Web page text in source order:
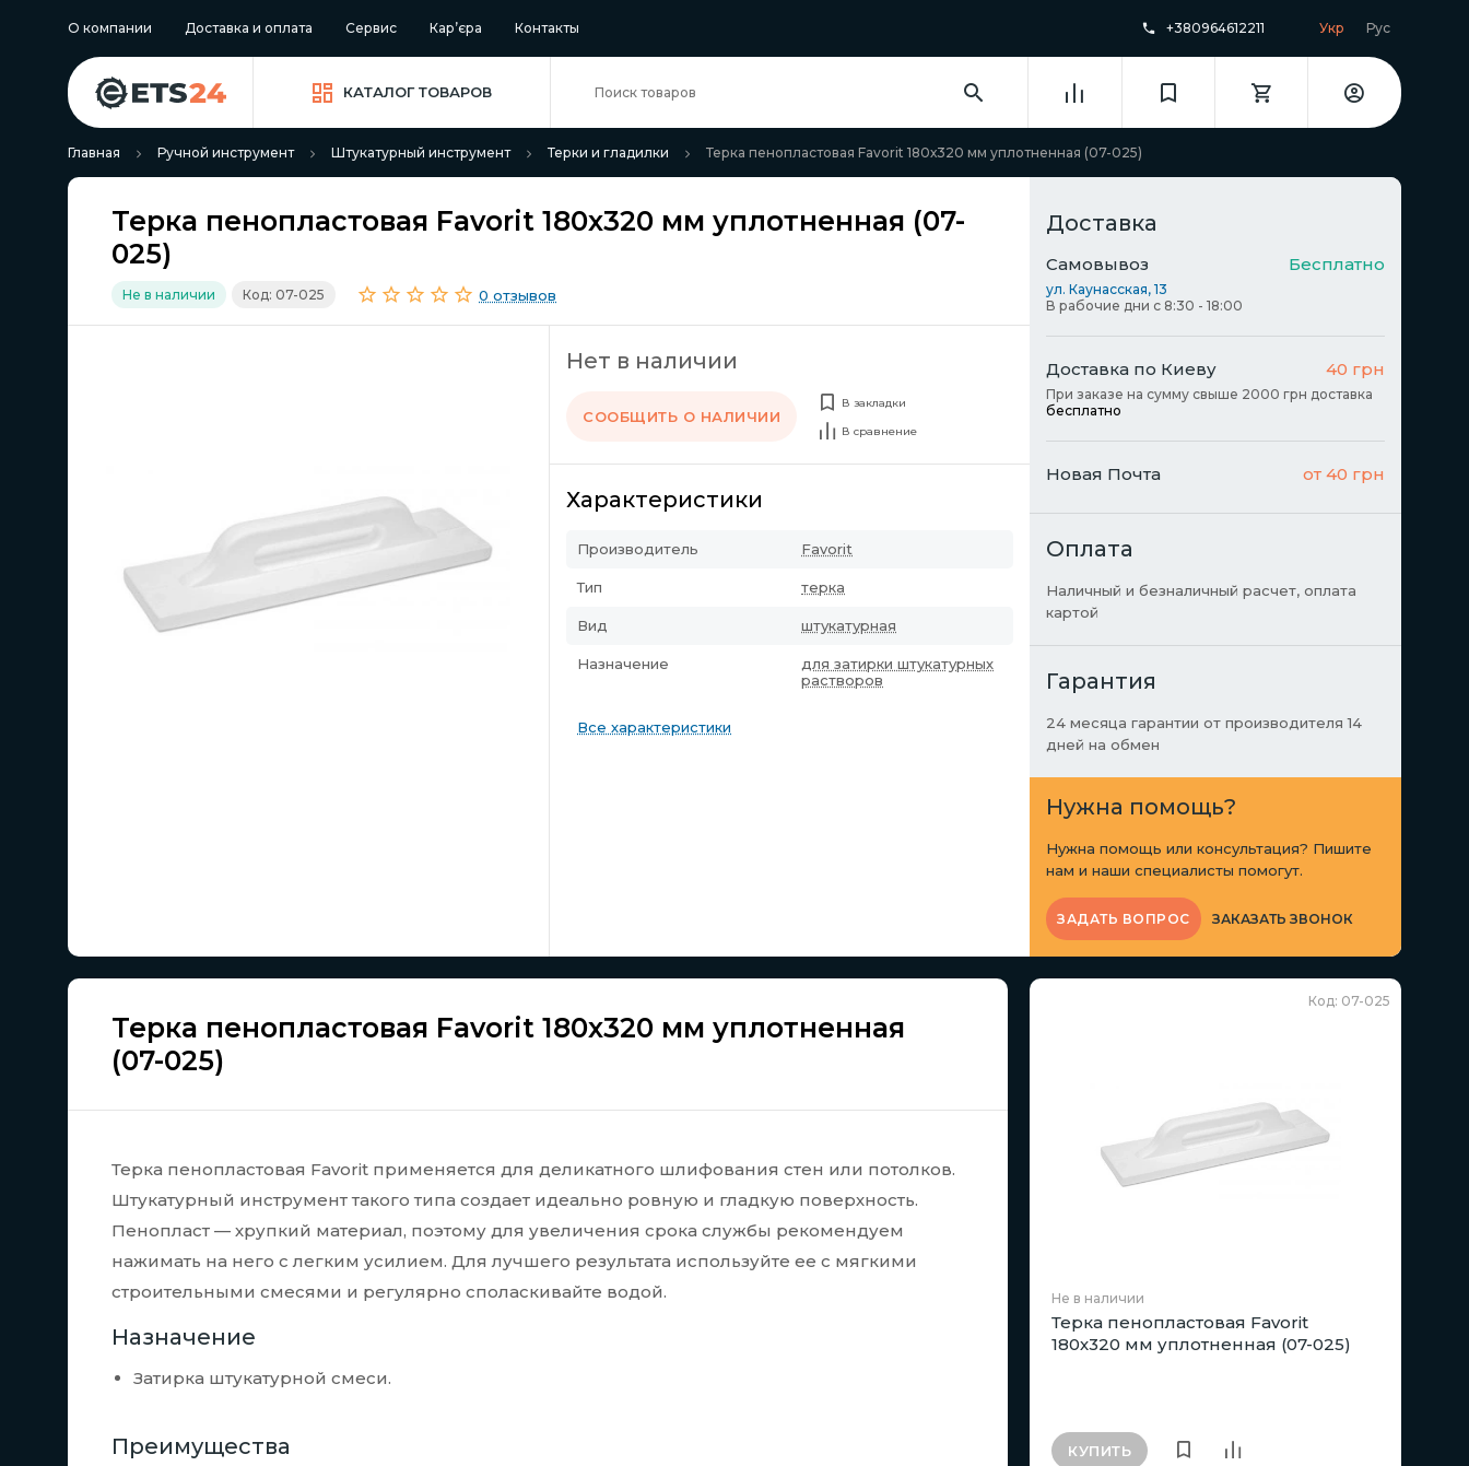
О компании Доставка и оплата Сервис Кар’єра Контакты +380964612211 Укр Рус
КАТАЛОГ ТОВАРОВ
Главная Ручной инструмент Штукатурный инструмент Терки и гладилки Терка пенопластовая Favorit 180х320 мм уплотненная (07-025)
Терка пенопластовая Favorit 180х320 мм уплотненная (07-
025)
Не в наличии Код: 07-025 0 отзывов
Нет в наличии
СООБЩИТЬ О НАЛИЧИИ
В закладки
В сравнение
Характеристики
Производитель Favorit
Тип терка
Вид штукатурная
Назначение
для затирки штукатурных
растворов
Все характеристики
Доставка
Самовывоз Бесплатно
ул. Каунасская, 13
В рабочие дни с 8:30 - 18:00
Доставка по Киеву 40 грн
При заказе на сумму свыше 2000 грн доставка
бесплатно
Новая Почта от 40 грн
Оплата
Наличный и безналичный расчет, оплата
картой
Гарантия
24 месяца гарантии от производителя 14
дней на обмен
Нужна помощь?
Нужна помощь или консультация? Пишите
нам и наши специалисты помогут.
ЗАДАТЬ ВОПРОС ЗАКАЗАТЬ ЗВОНОК
Терка пенопластовая Favorit 180х320 мм уплотненная
(07-025)
Терка пенопластовая Favorit применяется для деликатного шлифования стен или потолков.
Штукатурный инструмент такого типа создает идеально ровную и гладкую поверхность.
Пенопласт — хрупкий материал, поэтому для увеличения срока службы рекомендуем
нажимать на него с легким усилием. Для лучшего результата используйте ее с мягкими
строительными смесями и регулярно споласкивайте водой.
Назначение
Затирка штукатурной смеси.
Преимущества
Код: 07-025
Не в наличии
Терка пенопластовая Favorit
180х320 мм уплотненная (07-025)
КУПИТЬ